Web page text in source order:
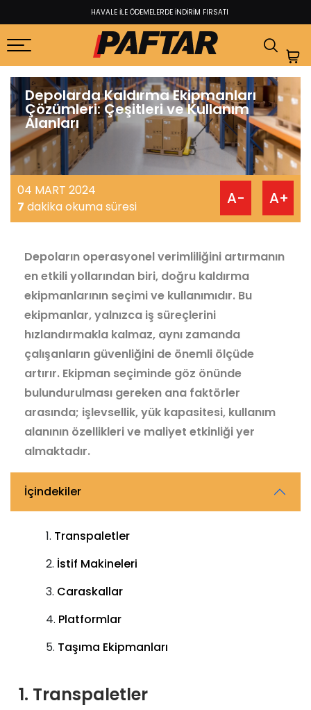
FABRİKADAN KULLANICIYA EN İYİ FİYAT GARANTİSİ
Depolarda Kaldırma Ekipmanları
Çözümleri: Çeşitleri ve Kullanım
Alanları
04 MART 2024
7 dakika okuma süresi A- A+
Depoların operasyonel verimliliğini artırmanın
en etkili yollarından biri, doğru kaldırma
ekipmanlarının seçimi ve kullanımıdır. Bu
ekipmanlar, yalnızca iş süreçlerini
hızlandırmakla kalmaz, aynı zamanda
çalışanların güvenliğini de önemli ölçüde
artırır. Ekipman seçiminde göz önünde
bulundurulması gereken ana faktörler
arasında; işlevsellik, yük kapasitesi, kullanım
alanının özellikleri ve maliyet etkinliği yer
almaktadır.
İçindekiler
Transpaletler
İstif Makineleri
Caraskallar
Platformlar
Taşıma Ekipmanları
1. Transpaletler